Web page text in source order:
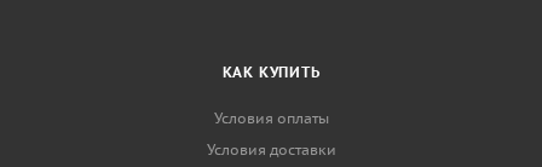
КАК КУПИТЬ
Условия оплаты
Условия доставки